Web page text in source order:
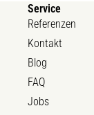
Service
Referenzen
Kontakt
Blog
FAQ
Jobs